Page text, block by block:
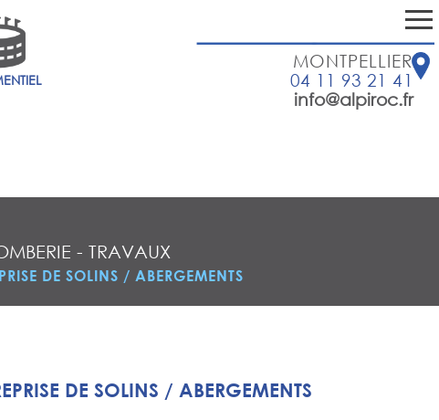
MONTPELLIER
04 11 93 21 41
info@alpiroc.fr
- TRAVAUX
DE SOLINS / ABERGEMENTS
DE SOLINS / ABERGEMENTS